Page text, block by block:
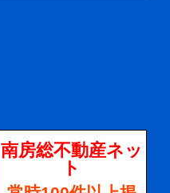
南房総不動産ネッ
ト